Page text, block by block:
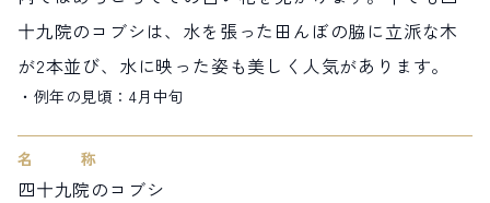
サイト内検索
プライバシーポリシー
利用規約
十九院のコブシは、水を張った田んぼの脇に立派な木
が2本並び、水に映った姿も美しく人気があります。
例年の見頃：4月中旬
名称
四十九院のコブシ